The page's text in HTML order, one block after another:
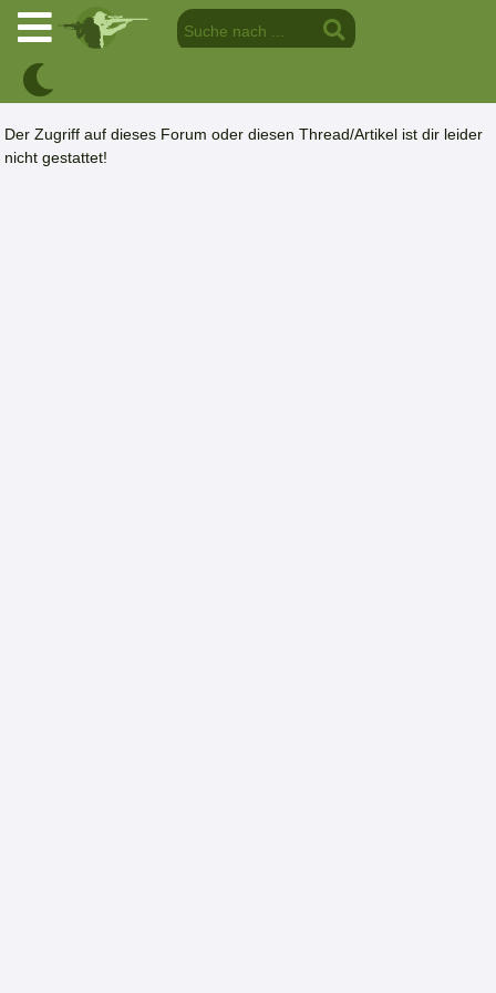
Der Zugriff auf dieses Forum oder diesen Thread/Artikel ist dir leider
nicht gestattet!